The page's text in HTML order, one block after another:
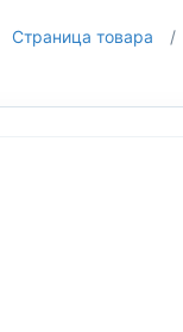
Страница товара /